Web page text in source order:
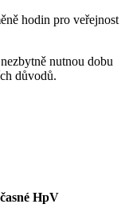
hodin pro veřejnost
nutnou dobu
důvodů.
HpV